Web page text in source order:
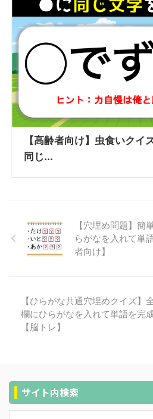
【高齢者向け】虫食いクイ
同じ...
【穴埋め問題】簡
らがなを入れて単
者向け】
【ひらがな共通穴埋めクイズ】
欄にひらがなを入れて単語を完
【脳トレ】
サイト内検索